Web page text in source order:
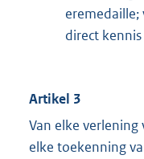
eremedaille;
direct
Artikel 3
Van elke verlening
elke toekenning